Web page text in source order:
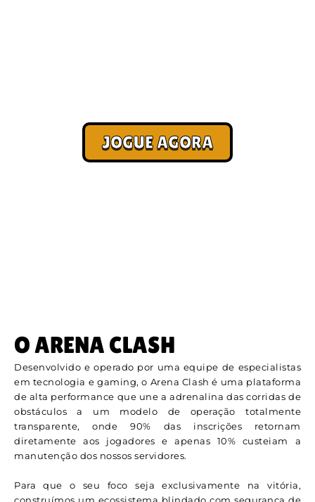
JOGUE AGORA
O ARENA CLASH
Desenvolvido e operado por uma equipe de especialistas
em tecnologia e gaming, o Arena Clash é uma plataforma
de alta performance que une a adrenalina das corridas de
obstáculos a um modelo de operação totalmente
transparente, onde 90% das inscrições retornam
diretamente aos jogadores e apenas 10% custeiam a
manutenção dos nossos servidores.
Para que o seu foco seja exclusivamente na vitória,